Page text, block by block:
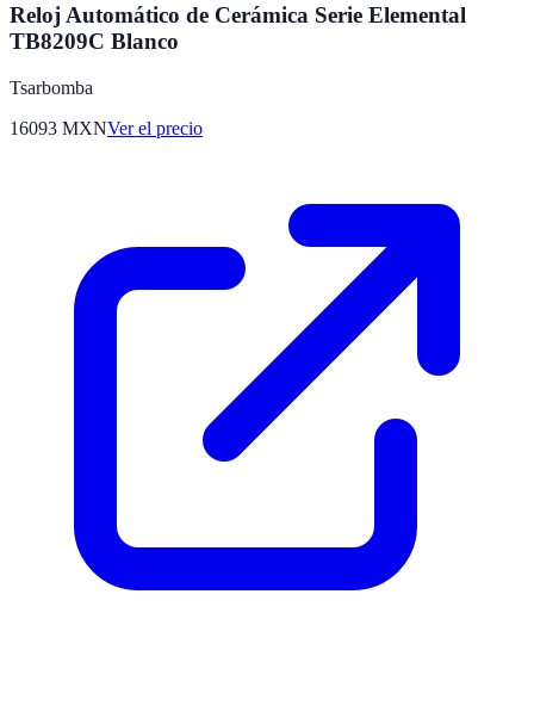
Reloj Automático de Cerámica Serie Elemental
TB8209C Blanco
Tsarbomba
16093 MXNVer el precio